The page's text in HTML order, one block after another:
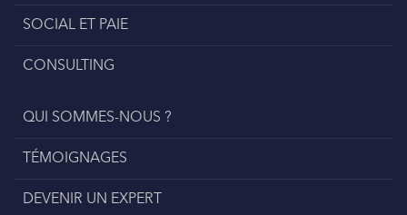
SOCIAL ET PAIE
CONSULTING
QUI SOMMES-NOUS ?
TÉMOIGNAGES
DEVENIR UN EXPERT